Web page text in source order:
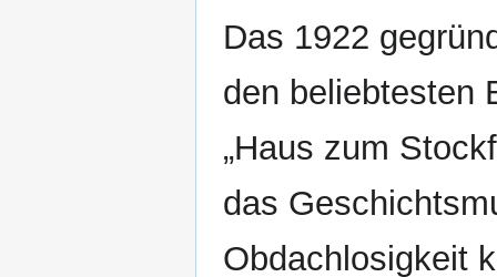
Das 1922
den beliebtesten
„Haus zum
das
Obdachlosigkeit